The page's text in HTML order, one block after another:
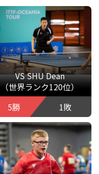
VS SHU Dean
（世界ランク120位）
5勝
1敗